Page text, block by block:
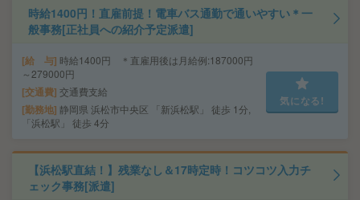
時給1400円！直雇前提！電車バス通勤で通いやすい＊一
般事務[正社員への紹介予定派遣]
給 与 時給1400円 ＊直雇用後は月給例:187000円
～279000円
交通費 交通費支給
勤務地 静岡県 浜松市中央区 「新浜松駅」 徒歩 1分,
「浜松駅」 徒歩 4分
気になる!
【浜松駅直結！】残業なし＆17時定時！コツコツ入力チ
ェック事務[派遣]